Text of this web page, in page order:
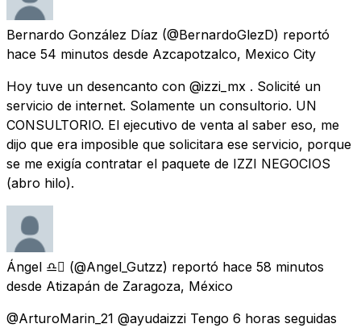
Bernardo González Díaz (@BernardoGlezD) reportó
hace 54 minutos desde Azcapotzalco, Mexico City
Hoy tuve un desencanto con @izzi_mx . Solicité un
servicio de internet. Solamente un consultorio. UN
CONSULTORIO. El ejecutivo de venta al saber eso, me
dijo que era imposible que solicitara ese servicio, porque
se me exigía contratar el paquete de IZZI NEGOCIOS
(abro hilo).
Ángel ♎️ (@Angel_Gutzz) reportó hace 58 minutos
desde Atizapán de Zaragoza, México
@ArturoMarin_21 @ayudaizzi Tengo 6 horas seguidas